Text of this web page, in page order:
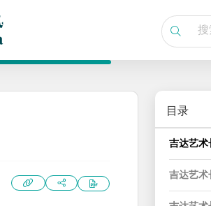
目录
吉达艺术
吉达艺术